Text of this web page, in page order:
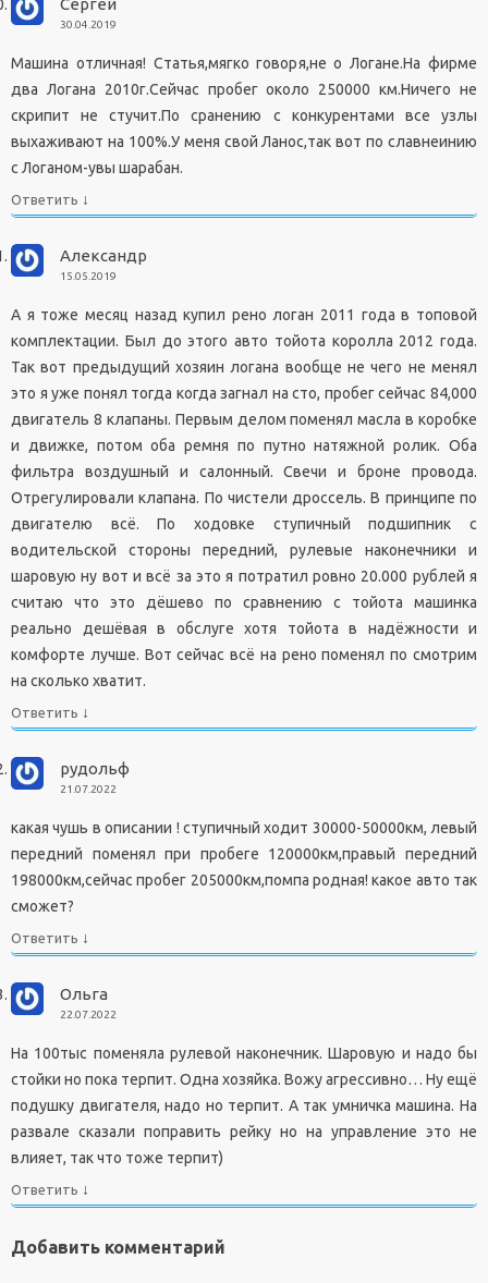
Сергей
30.04.2019
Машина отличная! Статья,мягко говоря,не о Логане.На фирме
два Логана 2010г.Сейчас пробег около 250000 км.Ничего не
скрипит не стучит.По сранению с конкурентами все узлы
выхаживают на 100%.У меня свой Ланос,так вот по славнеинию
с Логаном-увы шарабан.
Ответить ↓
Александр
15.05.2019
А я тоже месяц назад купил рено логан 2011 года в топовой
комплектации. Был до этого авто тойота королла 2012 года.
Так вот предыдущий хозяин логана вообще не чего не менял
это я уже понял тогда когда загнал на сто, пробег сейчас 84,000
двигатель 8 клапаны. Первым делом поменял масла в коробке
и движке, потом оба ремня по путно натяжной ролик. Оба
фильтра воздушный и салонный. Свечи и броне провода.
Отрегулировали клапана. По чистели дроссель. В принципе по
двигателю всё. По ходовке ступичный подшипник с
водительской стороны передний, рулевые наконечники и
шаровую ну вот и всё за это я потратил ровно 20.000 рублей я
считаю что это дёшево по сравнению с тойота машинка
реально дешёвая в обслуге хотя тойота в надёжности и
комфорте лучше. Вот сейчас всё на рено поменял по смотрим
на сколько хватит.
Ответить ↓
рудольф
21.07.2022
какая чушь в описании ! ступичный ходит 30000-50000км, левый
передний поменял при пробеге 120000км,правый передний
198000км,сейчас пробег 205000км,помпа родная! какое авто так
сможет?
Ответить ↓
Ольга
22.07.2022
На 100тыс поменяла рулевой наконечник. Шаровую и надо бы
стойки но пока терпит. Одна хозяйка. Вожу агрессивно… Ну ещё
подушку двигателя, надо но терпит. А так умничка машина. На
развале сказали поправить рейку но на управление это не
влияет, так что тоже терпит)
Ответить ↓
Добавить комментарий